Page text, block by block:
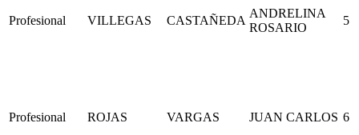
Profesional VILLEGAS CASTAÑEDA
ANDRELINA
ROSARIO
5
Profesional ROJAS VARGAS JUAN CARLOS 6